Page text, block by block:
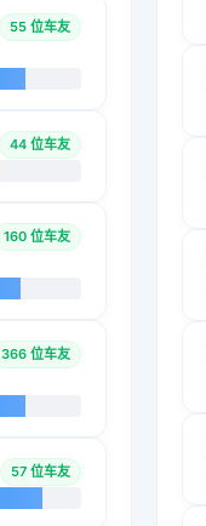
55 位车友
44 位车友
160 位车友
366 位车友
57 位车友